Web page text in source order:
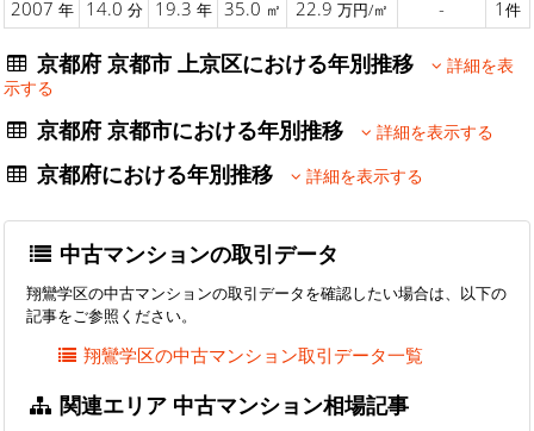
2007 年 14.0 分 19.3 年 35.0 ㎡ 22.9 万円/㎡ - 1 件
京都府 京都市 上京区における年別推移
詳細を表
示する
京都府 京都市における年別推移 詳細を表示する
京都府における年別推移 詳細を表示する
中古マンションの取引データ
翔鸞学区の中古マンションの取引データを確認したい場合は、以下の
記事をご参照ください。
翔鸞学区の中古マンション取引データ一覧
関連エリア 中古マンション相場記事